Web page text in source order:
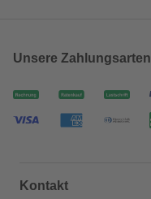
Unsere Zahlungsarten
Kontakt